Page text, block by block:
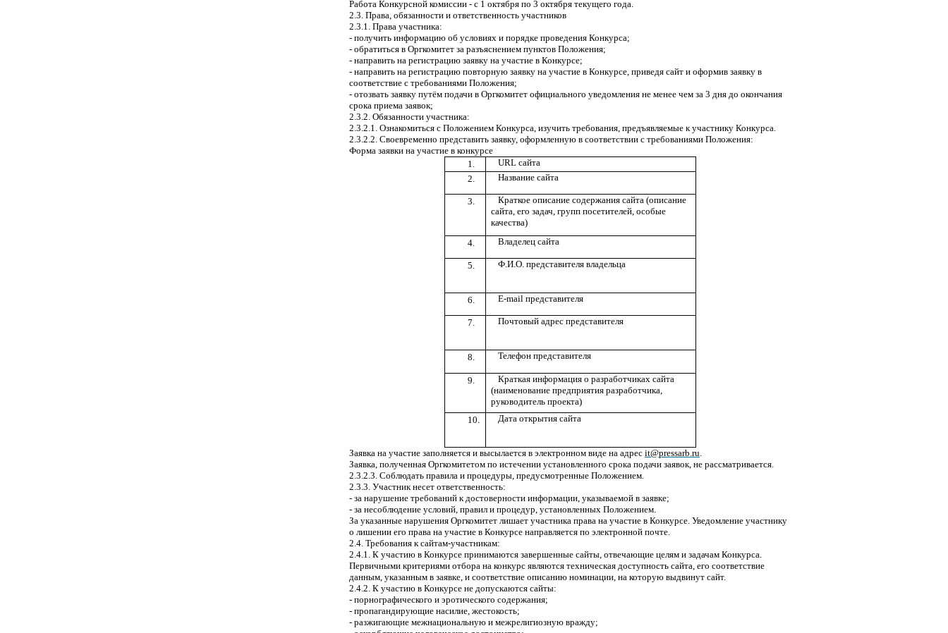
Работа Конкурсной комиссии - с 1 октября по 3 октября текущего года.
2.3. Права, обязанности и ответственность участников
2.3.1. Права участника:
- получить информацию об условиях и порядке проведения Конкурса;
- обратиться в Оргкомитет за разъяснением пунктов Положения;
- направить на регистрацию заявку на участие в Конкурсе;
- направить на регистрацию повторную заявку на участие в Конкурсе, приведя сайт и оформив заявку в
соответствие с требованиями Положения;
- отозвать заявку путём подачи в Оргкомитет официального уведомления не менее чем за 3 дня до окончания
срока приема заявок;
2.3.2. Обязанности участника:
2.3.2.1. Ознакомиться с Положением Конкурса, изучить требования, предъявляемые к участнику Конкурса.
2.3.2.2. Своевременно представить заявку, оформленную в соответствии с требованиями Положения:
Форма заявки на участие в конкурсе
1.
URL сайта
2.
Название сайта
3.
Краткое описание содержания сайта (описание
сайта, его задач, групп посетителей, особые
качества)
4.
Владелец сайта
5. Ф.И.О. представителя владельца
6. E-mail представителя
7. Почтовый адрес представителя
8. Телефон представителя
9.
Краткая информация о разработчиках сайта
(наименование предприятия разработчика,
руководитель проекта)
10.
Дата открытия сайта
Заявка на участие заполняется и высылается в электронном виде на адрес it@pressarb ru
Заявка, полученная Оргкомитетом по истечении установленного срока подачи заявок, не рассматривается.
2.3.2.3. Соблюдать правила и процедуры, предусмотренные Положением.
2.3.3. Участник несет ответственность:
- за нарушение требований к достоверности информации, указываемой в заявке;
- за несоблюдение условий, правил и процедур, установленных Положением.
За указанные нарушения Оргкомитет лишает участника права на участие в Конкурсе. Уведомление участнику
о лишении его права на участие в Конкурсе направляется по электронной почте.
2.4. Требования к сайтам-участникам:
2.4.1. К участию в Конкурсе принимаются завершенные сайты, отвечающие целям и задачам Конкурса.
Первичными критериями отбора на конкурс являются техническая доступность сайта, его соответствие
данным, указанным в заявке, и соответствие описанию номинации, на которую выдвинут сайт.
2.4.2. К участию в Конкурсе не допускаются сайты:
- порнографического и эротического содержания;
- пропагандирующие насилие, жестокость;
- разжигающие межнациональную и межрелигиозную вражду;